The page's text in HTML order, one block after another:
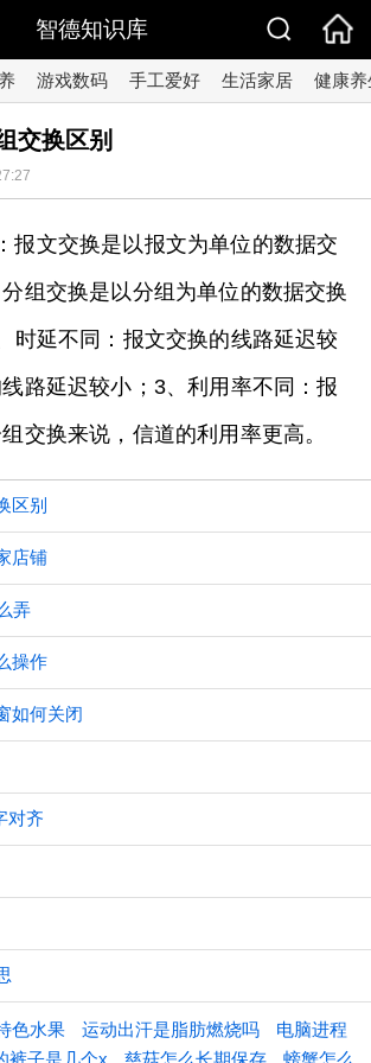
智德知识库
游戏数码 手工爱好 生活家居 健康养
交换区别
报文交换是以报文为单位的数据交
组交换是以分组为单位的数据交换
时延不同：报文交换的线路延迟较
路延迟较小；3、利用率不同：报
交换来说，信道的利用率更高。
区别
店铺
弄
操作
如何关闭
对齐
色水果 运动出汗是脂肪燃烧吗
电脑进程
裤子是几个x 慈菇怎么长期保存 螃蟹怎么